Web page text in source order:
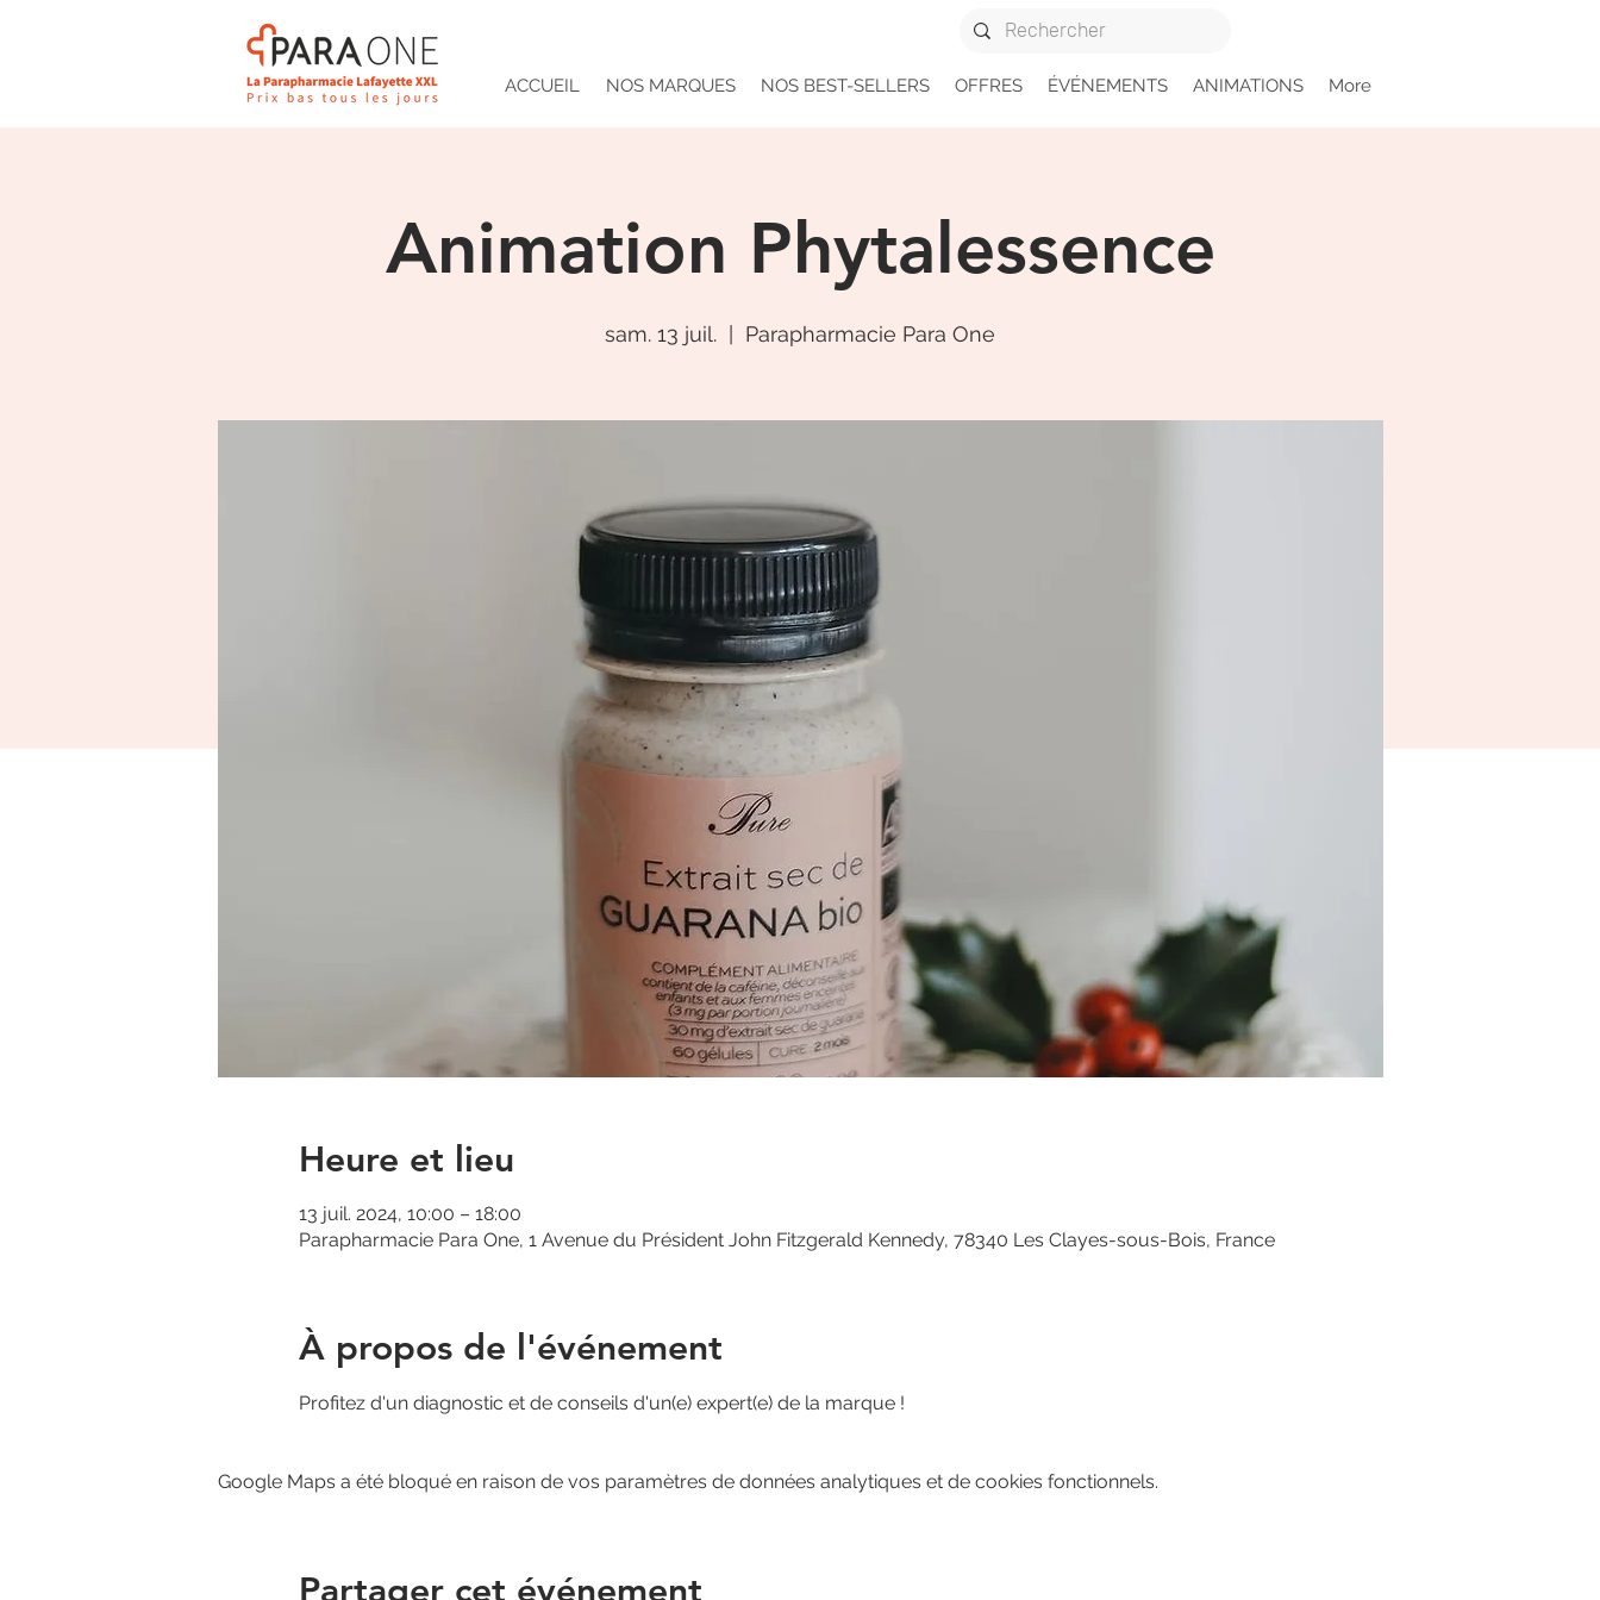
ACCUEIL NOS MARQUES NOS BEST-SELLERS OFFRES ÉVÉNEMENTS ANIMATIONS More
Animation Phytalessence
sam. 13 juil. Parapharmacie Para One
Heure et lieu
13 juil. 2024, 10:00 – 18:00
Parapharmacie Para One, 1 Avenue du Président John Fitzgerald Kennedy, 78340 Les Clayes-sous-Bois, France
À propos de l'événement
Profitez d'un diagnostic et de conseils d'un(e) expert(e) de la marque !
Google Maps a été bloqué en raison de vos paramètres de données analytiques et de cookies fonctionnels.
Partager cet événement